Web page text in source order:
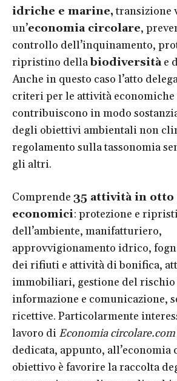
idriche e marine,transizione
un’economia circolare,
controllo dell’inquinamento,
ripristino dellabiodiversitàe
Anche in questo caso l’atto
criteri per le attività economiche
contribuiscono in modo
degli obiettivi ambientali non
regolamento sulla tassonomia
gli altri.
Comprende 35 attività in
economici: protezione e
dell’ambiente, manifatturiero,
approvvigionamento idrico,
dei rifiuti e attività di bonifica,
immobiliari, gestione del
informazione e comunicazione,
ricettive. Particolarmente
lavoro di Economia circolare.com
dedicata, appunto,
obiettivo è favorire la raccolta